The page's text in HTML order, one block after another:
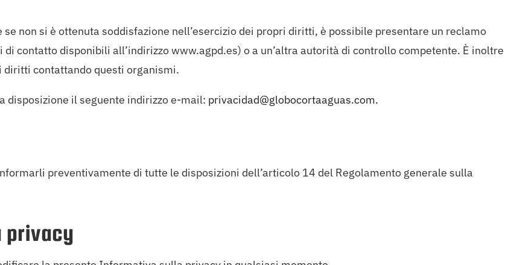
non si è ottenuta soddisfazione nell’esercizio dei propri diritti, è possibile presentare un reclamo
contatto disponibili all’indirizzo www.agpd.es) o a un’altra autorità di controllo competente. È inoltre
contattando questi organismi.
disposizione il seguente indirizzo e-mail: privacidad@globocortaaguas.com.
preventivamente di tutte le disposizioni dell’articolo 14 del Regolamento generale sulla
privacy